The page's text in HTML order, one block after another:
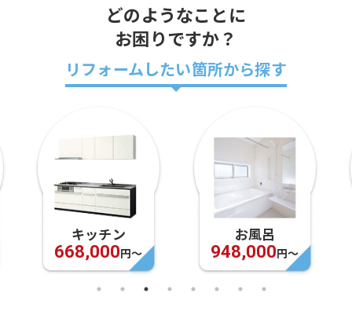
どのようなことに
お困りですか？
リフォームしたい箇所から探す
キッチン
668,000円〜
お風呂
948,000円〜